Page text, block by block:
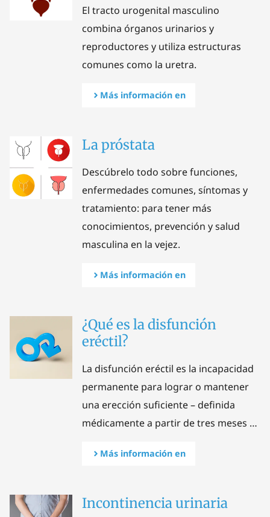
El tracto urogenital masculino
combina órganos urinarios y
reproductores y utiliza estructuras
comunes como la uretra.
Más información en
La próstata
Descúbrelo todo sobre funciones,
enfermedades comunes, síntomas y
tratamiento: para tener más
conocimientos, prevención y salud
masculina en la vejez.
Más información en
¿Qué es la disfunción
eréctil?
La disfunción eréctil es la incapacidad
permanente para lograr o mantener
una erección suficiente – definida
médicamente a partir de tres meses …
Más información en
Incontinencia urinaria